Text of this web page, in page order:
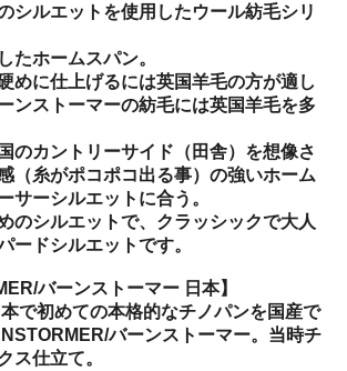
シルエットを使用したウール紡毛シリ
たホームスパン。
めに仕上げるには英国羊毛の方が適し
ンストーマーの紡毛には英国羊毛を多
のカントリーサイド（田舎）を想像さ
（糸がポコポコ出る事）の強いホーム
サーシルエットに合う。
のシルエットで、クラッシックで大人
ードシルエットです。
バーンストーマー 日本】
で初めての本格的なチノパンを国産で
バーンストーマー。当時チ
ス仕立て。